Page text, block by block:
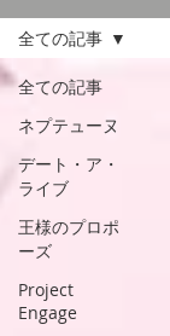
Bride（
短編集）
全ての記事
ネプテューヌ
デート・ア・
ライブ
王様のプロポ
ーズ
Project
Engage
全ての記事